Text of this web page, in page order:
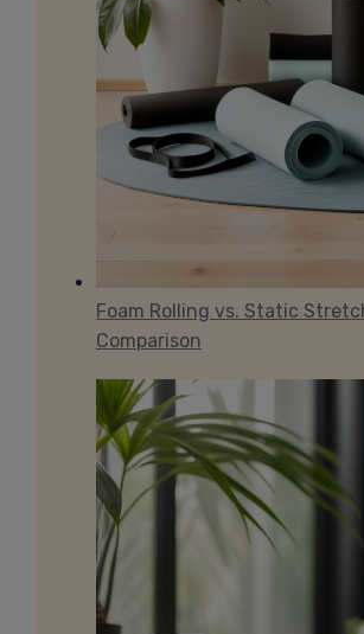
Foam Rolling vs. Static
Comparison